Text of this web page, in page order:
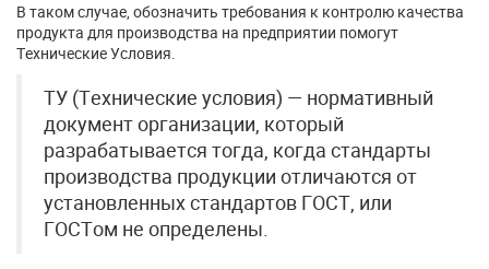
В таком случае, обозначить требования к контролю качества
продукта для производства на предприятии помогут
Технические Условия.
ТУ (Технические условия) — нормативный
документ организации, который
разрабатывается тогда, когда стандарты
производства продукции отличаются от
установленных стандартов ГОСТ, или
ГОСТом не определены.